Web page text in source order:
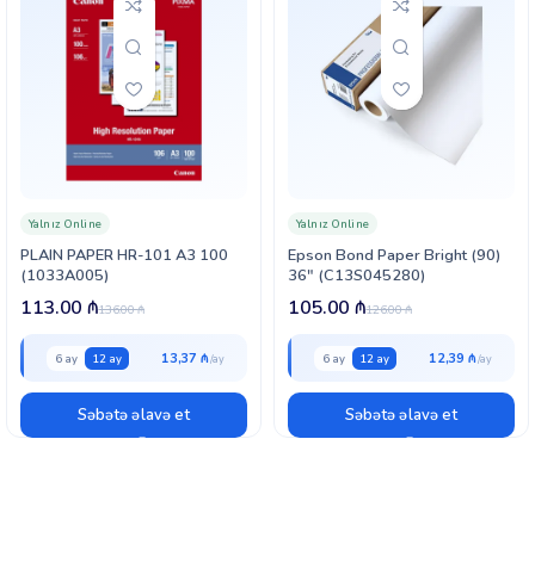
PLAIN PAPER HR-101 A3 100
(1033A005)
Yalnız Online
136.00₼
113.00 ₼
6 ay 12 ay 13,37 ₼
Səbətə əlavə et
Epson Bond Paper Bright (90)
36″ (C13S045280)
Yalnız Online
126.00₼
105.00 ₼
6 ay 12 ay 12,39 ₼
Səbətə əlavə et